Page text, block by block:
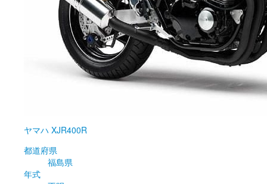
ヤマハ XJR400R
都道府県
福島県
年式